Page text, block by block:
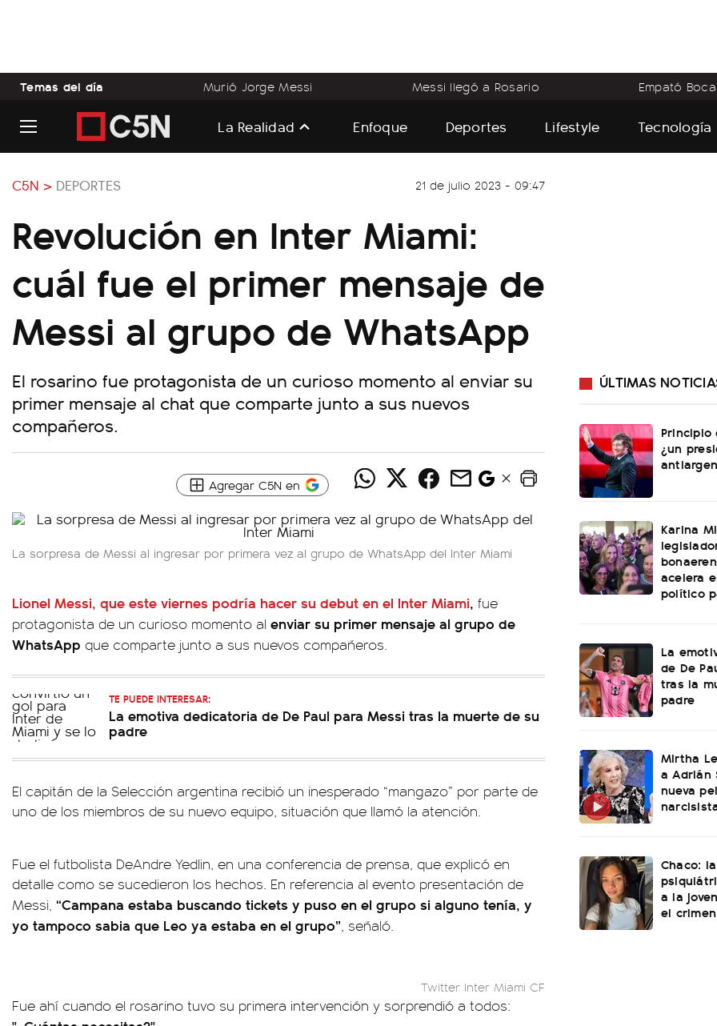
Temas del día Murió Jorge Messi Messi llegó a Rosario Empató Boca
La Realidad Enfoque Deportes Lifestyle Tecnología
C5N > DEPORTES 21 de julio 2023 - 09:47
Revolución en Inter Miami:
cuál fue el primer mensaje de
Messi al grupo de WhatsApp
El rosarino fue protagonista de un curioso momento al enviar su
primer mensaje al chat que comparte junto a sus nuevos
compañeros.
Agregar C5N en
La sorpresa de Messi al ingresar por primera vez al grupo de WhatsApp del Inter Miami
Lionel Messi, que este viernes podría hacer su debut en el Inter Miami, fue
protagonista de un curioso momento al enviar su primer mensaje al grupo de
WhatsApp que comparte junto a sus nuevos compañeros.
TE PUEDE INTERESAR:
La emotiva dedicatoria de De Paul para Messi tras la muerte de su
padre
El capitán de la Selección argentina recibió un inesperado “mangazo” por parte de
uno de los miembros de su nuevo equipo, situación que llamó la atención.
Fue el futbolista DeAndre Yedlin, en una conferencia de prensa, que explicó en
detalle como se sucedieron los hechos. En referencia al evento presentación de
Messi, “Campana estaba buscando tickets y puso en el grupo si alguno tenía, y
yo tampoco sabia que Leo ya estaba en el grupo”, señaló.
Twitter Inter Miami CF
Fue ahí cuando el rosarino tuvo su primera intervención y sorprendió a todos:
ÚLTIMAS
Principio
¿un
Karina
acelera
político
La
de De
tras la
padre
Mirtha
a Adrián
nueva
Chaco:
a la
el